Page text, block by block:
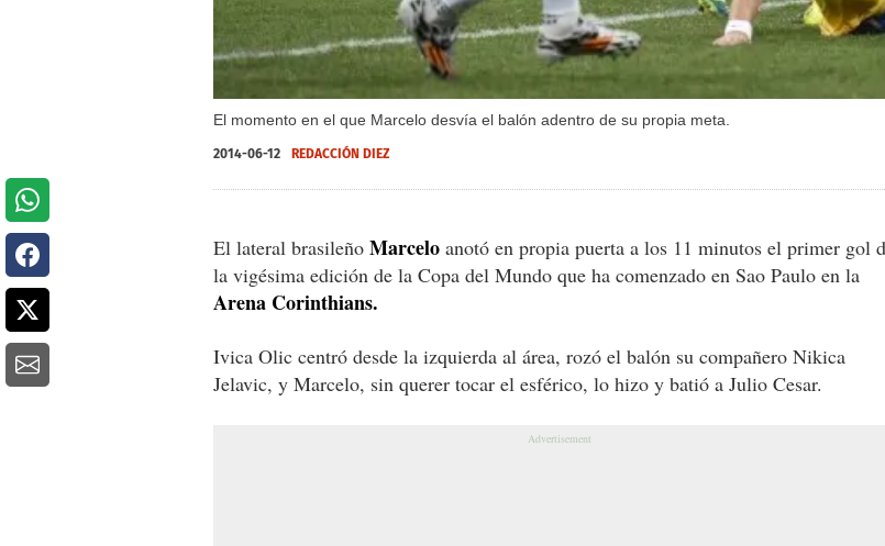
El momento en el que Marcelo desvía el balón adentro de su propia meta.
2014-06-12 REDACCIÓN DIEZ
El lateral brasileño Marcelo anotó en propia puerta a los 11 minutos el primer gol
la vigésima edición de la Copa del Mundo que ha comenzado en Sao Paulo en la
Arena Corinthians.
Ivica Olic centró desde la izquierda al área, rozó el balón su compañero Nikica
Jelavic, y Marcelo, sin querer tocar el esférico, lo hizo y batió a Julio Cesar.